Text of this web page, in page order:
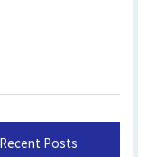
Recent Posts